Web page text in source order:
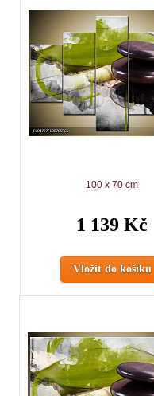
100 x 70 cm
1 139 Kč
Vložit do košíku